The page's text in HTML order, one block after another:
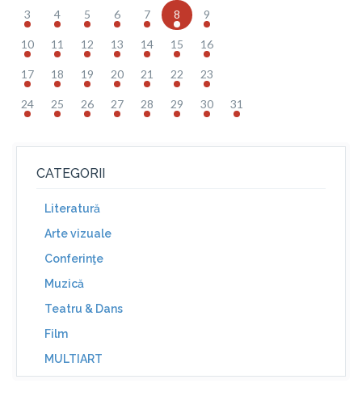
3 4 5 6 7 8 9
10 11 12 13 14 15 16
17 18 19 20 21 22 23
24 25 26 27 28 29 30 31
CATEGORII
Literatură
Arte vizuale
Conferinţe
Muzică
Teatru & Dans
Film
MULTIART